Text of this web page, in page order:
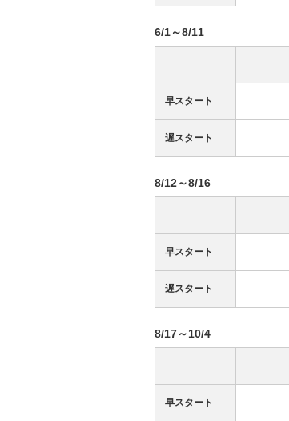
6/1～8/11
早スタート
遅スタート
8/12～8/16
早スタート
遅スタート
8/17～10/4
早スタート